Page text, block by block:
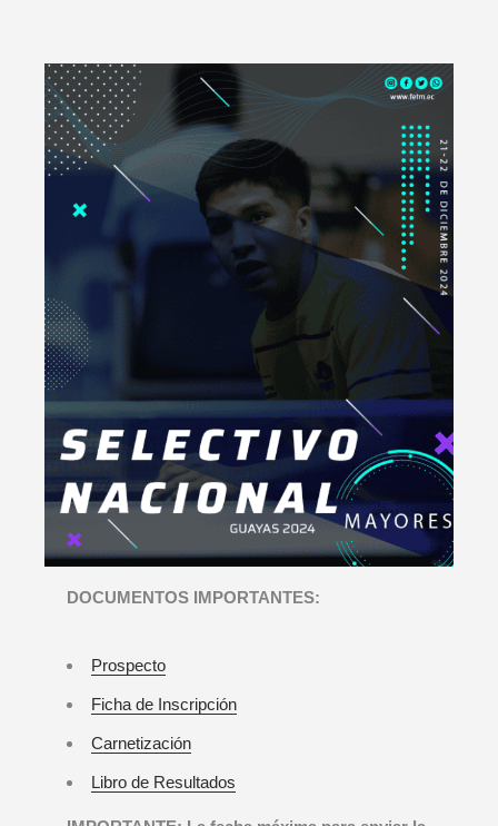
DOCUMENTOS IMPORTANTES:
Prospecto
Ficha de Inscripción
Carnetización
Libro de Resultados